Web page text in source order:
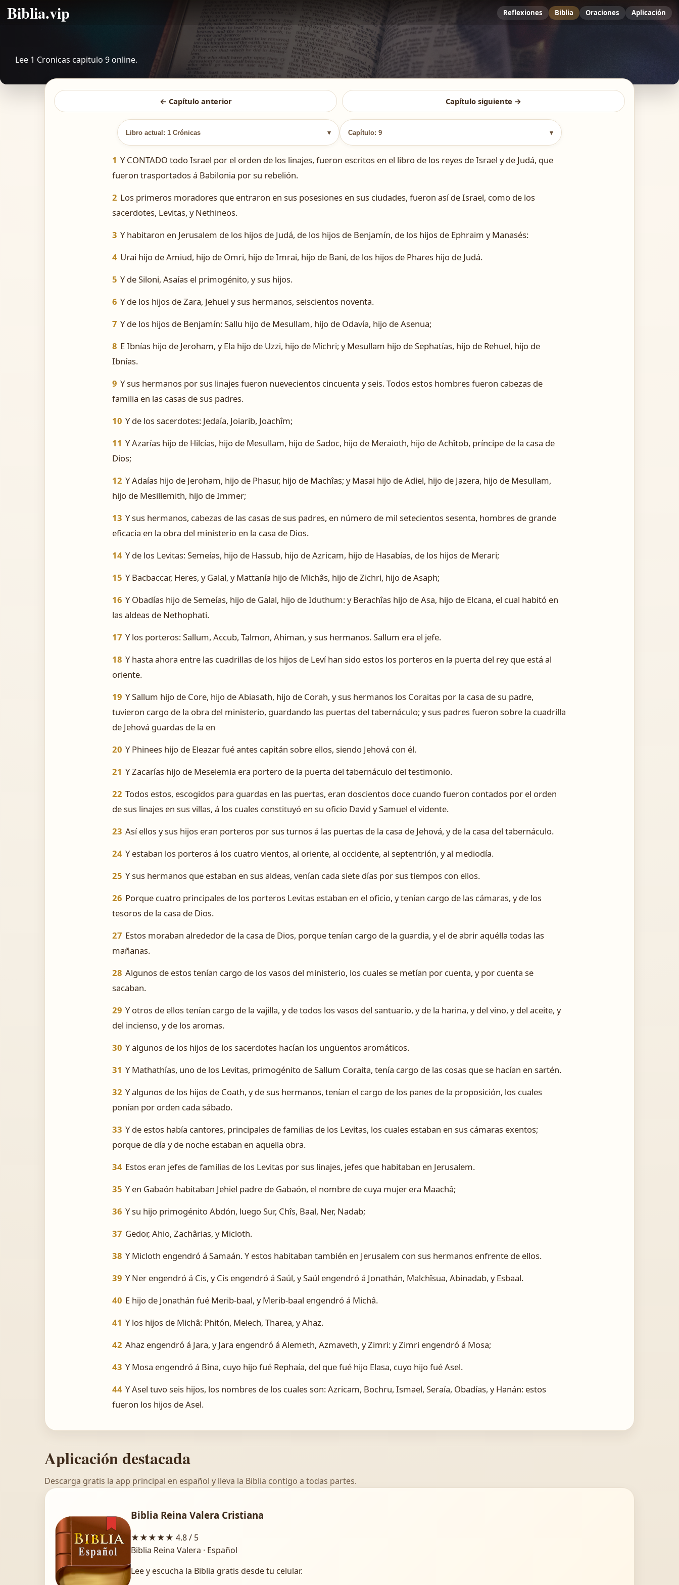
Biblia.vip Reflexiones Biblia Oraciones Aplicación
Lee 1 Cronicas capitulo 9 online.
← Capítulo anterior Capítulo siguiente →
Libro actual: 1 Crónicas ▾ Capítulo: 9 ▾
1 Y CONTADO todo Israel por el orden de los linajes, fueron escritos en el libro de los reyes de Israel y de Judá, que
fueron trasportados á Babilonia por su rebelión.
2 Los primeros moradores que entraron en sus posesiones en sus ciudades, fueron así de Israel, como de los
sacerdotes, Levitas, y Nethineos.
3 Y habitaron en Jerusalem de los hijos de Judá, de los hijos de Benjamín, de los hijos de Ephraim y Manasés:
4 Urai hijo de Amiud, hijo de Omri, hijo de Imrai, hijo de Bani, de los hijos de Phares hijo de Judá.
5 Y de Siloni, Asaías el primogénito, y sus hijos.
6 Y de los hijos de Zara, Jehuel y sus hermanos, seiscientos noventa.
7 Y de los hijos de Benjamín: Sallu hijo de Mesullam, hijo de Odavía, hijo de Asenua;
8 E Ibnías hijo de Jeroham, y Ela hijo de Uzzi, hijo de Michri; y Mesullam hijo de Sephatías, hijo de Rehuel, hijo de
Ibnías.
9 Y sus hermanos por sus linajes fueron nuevecientos cincuenta y seis. Todos estos hombres fueron cabezas de
familia en las casas de sus padres.
10 Y de los sacerdotes: Jedaía, Joiarib, Joachîm;
11 Y Azarías hijo de Hilcías, hijo de Mesullam, hijo de Sadoc, hijo de Meraioth, hijo de Achîtob, príncipe de la casa de
Dios;
12 Y Adaías hijo de Jeroham, hijo de Phasur, hijo de Machîas; y Masai hijo de Adiel, hijo de Jazera, hijo de Mesullam,
hijo de Mesillemith, hijo de Immer;
13 Y sus hermanos, cabezas de las casas de sus padres, en número de mil setecientos sesenta, hombres de grande
eficacia en la obra del ministerio en la casa de Dios.
14 Y de los Levitas: Semeías, hijo de Hassub, hijo de Azricam, hijo de Hasabías, de los hijos de Merari;
15 Y Bacbaccar, Heres, y Galal, y Mattanía hijo de Michâs, hijo de Zichri, hijo de Asaph;
16 Y Obadías hijo de Semeías, hijo de Galal, hijo de Iduthum: y Berachîas hijo de Asa, hijo de Elcana, el cual habitó en
las aldeas de Nethophati.
17 Y los porteros: Sallum, Accub, Talmon, Ahiman, y sus hermanos. Sallum era el jefe.
18 Y hasta ahora entre las cuadrillas de los hijos de Leví han sido estos los porteros en la puerta del rey que está al
oriente.
19 Y Sallum hijo de Core, hijo de Abiasath, hijo de Corah, y sus hermanos los Coraitas por la casa de su padre,
tuvieron cargo de la obra del ministerio, guardando las puertas del tabernáculo; y sus padres fueron sobre la cuadrilla
de Jehová guardas de la en
20 Y Phinees hijo de Eleazar fué antes capitán sobre ellos, siendo Jehová con él.
21 Y Zacarías hijo de Meselemia era portero de la puerta del tabernáculo del testimonio.
22 Todos estos, escogidos para guardas en las puertas, eran doscientos doce cuando fueron contados por el orden
de sus linajes en sus villas, á los cuales constituyó en su oficio David y Samuel el vidente.
23 Así ellos y sus hijos eran porteros por sus turnos á las puertas de la casa de Jehová, y de la casa del tabernáculo.
24 Y estaban los porteros á los cuatro vientos, al oriente, al occidente, al septentrión, y al mediodía.
25 Y sus hermanos que estaban en sus aldeas, venían cada siete días por sus tiempos con ellos.
26 Porque cuatro principales de los porteros Levitas estaban en el oficio, y tenían cargo de las cámaras, y de los
tesoros de la casa de Dios.
27 Estos moraban alrededor de la casa de Dios, porque tenían cargo de la guardia, y el de abrir aquélla todas las
mañanas.
28 Algunos de estos tenían cargo de los vasos del ministerio, los cuales se metían por cuenta, y por cuenta se
sacaban.
29 Y otros de ellos tenían cargo de la vajilla, y de todos los vasos del santuario, y de la harina, y del vino, y del aceite, y
del incienso, y de los aromas.
30 Y algunos de los hijos de los sacerdotes hacían los ungüentos aromáticos.
31 Y Mathathías, uno de los Levitas, primogénito de Sallum Coraita, tenía cargo de las cosas que se hacían en sartén.
32 Y algunos de los hijos de Coath, y de sus hermanos, tenían el cargo de los panes de la proposición, los cuales
ponían por orden cada sábado.
33 Y de estos había cantores, principales de familias de los Levitas, los cuales estaban en sus cámaras exentos;
porque de día y de noche estaban en aquella obra.
34 Estos eran jefes de familias de los Levitas por sus linajes, jefes que habitaban en Jerusalem.
35 Y en Gabaón habitaban Jehiel padre de Gabaón, el nombre de cuya mujer era Maachâ;
36 Y su hijo primogénito Abdón, luego Sur, Chîs, Baal, Ner, Nadab;
37 Gedor, Ahio, Zachârias, y Micloth.
38 Y Micloth engendró á Samaán. Y estos habitaban también en Jerusalem con sus hermanos enfrente de ellos.
39 Y Ner engendró á Cis, y Cis engendró á Saúl, y Saúl engendró á Jonathán, Malchîsua, Abinadab, y Esbaal.
40 E hijo de Jonathán fué Merib-baal, y Merib-baal engendró á Michâ.
41 Y los hijos de Michâ: Phitón, Melech, Tharea, y Ahaz.
42 Ahaz engendró á Jara, y Jara engendró á Alemeth, Azmaveth, y Zimri: y Zimri engendró á Mosa;
43 Y Mosa engendró á Bina, cuyo hijo fué Rephaía, del que fué hijo Elasa, cuyo hijo fué Asel.
44 Y Asel tuvo seis hijos, los nombres de los cuales son: Azricam, Bochru, Ismael, Seraía, Obadías, y Hanán: estos
fueron los hijos de Asel.
Aplicación destacada
Descarga gratis la app principal en español y lleva la Biblia contigo a todas partes.
Biblia Reina Valera Cristiana
★★★★★ 4.8 / 5
Biblia Reina Valera · Español
Lee y escucha la Biblia gratis desde tu celular.